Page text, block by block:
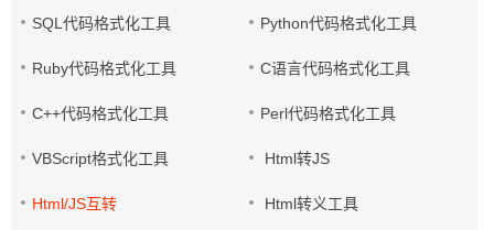
SQL代码格式化工具 Python代码格式化工具
Ruby代码格式化工具 C语言代码格式化工具
C++代码格式化工具 Perl代码格式化工具
VBScript格式化工具 Html转JS
Html/JS互转 Html转义工具